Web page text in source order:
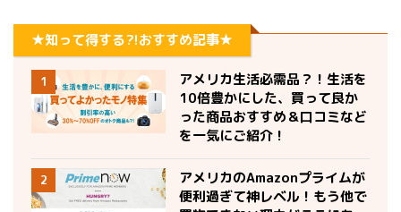
★知って得する?!おすすめ記事★
1
アメリカ生活必需品？！生活を
10倍豊かにした、買って良か
った商品おすすめ＆口コミなど
を一気にご紹介！
2
アメリカのAmazonプライムが
便利過ぎて神レベル！もう他で